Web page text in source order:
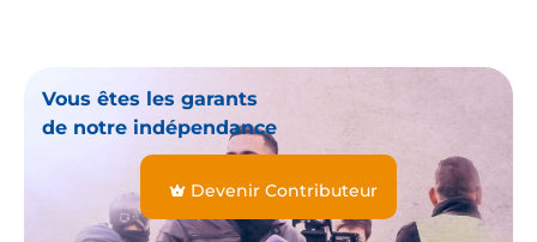
Vous êtes les garants
de notre indépendance
Devenir Contributeur